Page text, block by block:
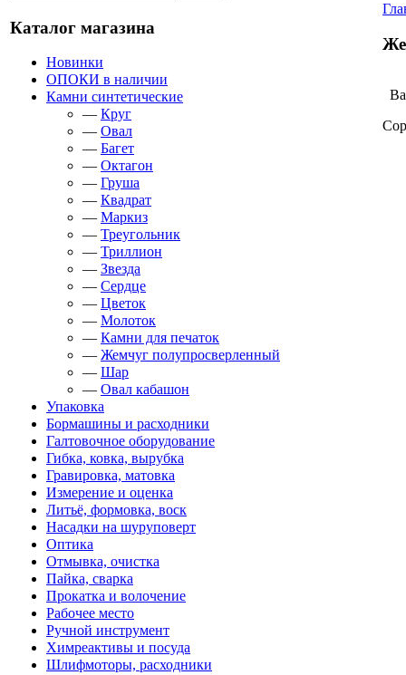
Каталог магазина
Новинки
ОПОКИ в наличии
Камни синтетические
— Круг
— Овал
— Багет
— Октагон
— Груша
— Квадрат
— Маркиз
— Треугольник
— Триллион
— Звезда
— Сердце
— Цветок
— Молоток
— Камни для печаток
— Жемчуг полупросверленный
— Шар
— Овал кабашон
Упаковка
Бормашины и расходники
Галтовочное оборудование
Гибка, ковка, вырубка
Гравировка, матовка
Измерение и оценка
Литьё, формовка, воск
Насадки на шуруповерт
Оптика
Отмывка, очистка
Пайка, сварка
Прокатка и волочение
Рабочее место
Ручной инструмент
Химреактивы и посуда
Шлифмоторы, расходники